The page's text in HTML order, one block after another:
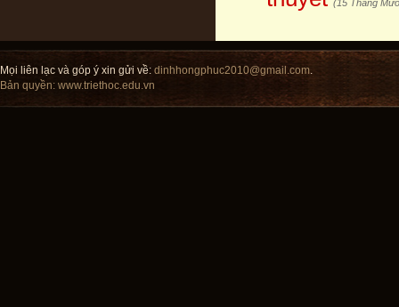
(15 Tháng
Mọi liên lạc và góp ý xin gửi về: dinhhongphuc2010@gmail.com.
Bản quyền: www.triethoc.edu.vn